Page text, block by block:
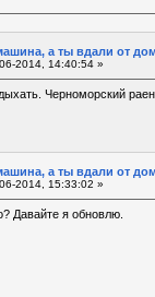
а ты вдали от
2014, 14:40:54 »
Черноморский
а ты вдали от
2014, 15:33:02 »
Давайте я обновлю.